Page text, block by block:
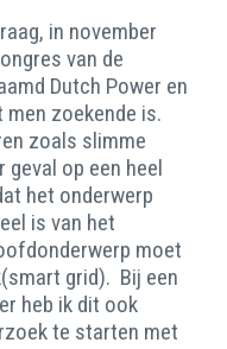
in november
van de
Dutch Power en
zoekende is.
zoals slimme
op een heel
het onderwerp
is van het
moet
grid). Bij een
heb ik dit ook
te starten met